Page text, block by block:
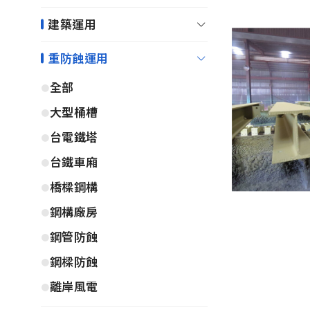
建築運用
重防蝕運用
全部
大型桶槽
台電鐵塔
台鐵車廂
橋樑鋼構
鋼構廠房
鋼管防蝕
鋼樑防蝕
離岸風電